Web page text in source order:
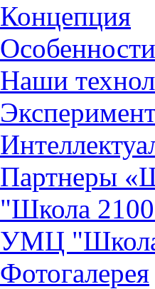
Концепция
Наши
Партнеры
"Школа
УМЦ
Фотогалерея